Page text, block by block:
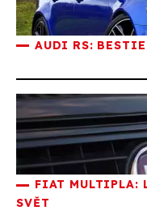
AUDI RS:
FIAT MULTIPLA:
SVĚT